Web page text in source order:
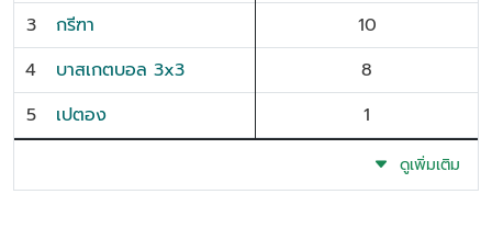
3
กรีฑา
10
4
บาสเกตบอล 3x3
8
5
เปตอง 1
ดูเพิ่มเติม